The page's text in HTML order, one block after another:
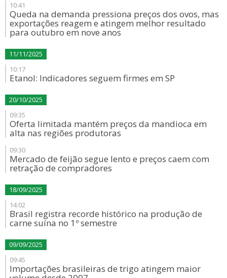
10:41
Queda na demanda pressiona preços dos ovos, mas
exportações reagem e atingem melhor resultado
para outubro em nove anos
11/11/2025
10:17
Etanol: Indicadores seguem firmes em SP
20/10/2025
09:35
Oferta limitada mantém preços da mandioca em
alta nas regiões produtoras
09:30
Mercado de feijão segue lento e preços caem com
retração de compradores
18/09/2025
14:02
Brasil registra recorde histórico na produção de
carne suína no 1º semestre
09/09/2025
09:45
Importações brasileiras de trigo atingem maior